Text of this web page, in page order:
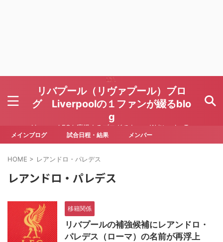
リバプール（リヴァプール）ブロ
グ Liverpoolの１ファンが綴るblo
g
Liverpool FCを応援するブログです Written by To
ru Yoda
メインブログ 試合日程・結果 メンバー
HOME > レアンドロ・パレデス
レアンドロ・パレデス
移籍関係
リバプールの補強候補にレアンドロ・
パレデス（ローマ）の名前が再浮上